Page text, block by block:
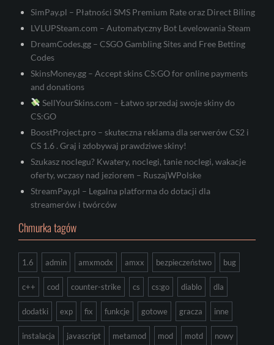
SimPay.pl – Płatności SMS Premium Rate oraz Direct Biling
LVLUPSteam.com – Automatyczny Bot Levelowania Steam
DreamCodes.gg – CSGO Gambling Sites and Free Betting
Codes
SkinsMoney.gg – Accept skins CS:GO for online payments
and donations
SellYourSkins.com – Łatwo sprzedaj swoje skiny do
CS:GO
BoostProject.pro – skuteczna reklama dla serwerów CS2 i
CS 1.6 . Graj i zdobywaj prawdziwe skiny!
Szukasz noclegu? Kwatery, noclegi, tanie noclegi, wakacje
oferty, wczasy nad jeziorem – RuszajWPolske
StreamPay.pl – Legalna platforma do dotacji dla
streamerów i twórców
Chmurka tagów
1.6 admin amxmodx amxx bezpieczeństwo bug
c++ cod counter-strike cs cs:go diablo dla
dodatki exp fix funkcje gotowe gracza inne
instalacja javascript metamod mod motd nowy